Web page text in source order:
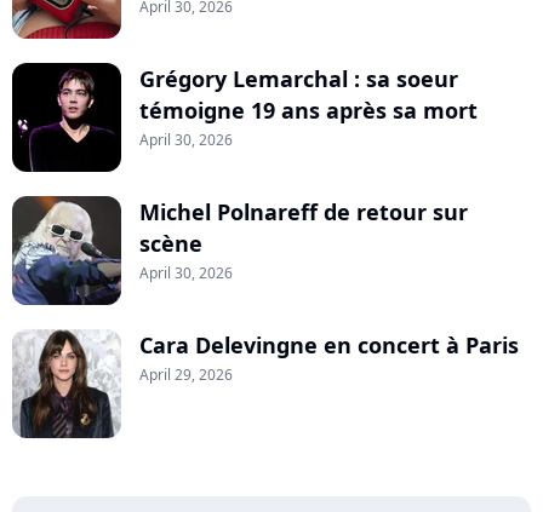
April 30, 2026
Grégory Lemarchal : sa soeur
témoigne 19 ans après sa mort
April 30, 2026
Michel Polnareff de retour sur
scène
April 30, 2026
Cara Delevingne en concert à Paris
April 29, 2026